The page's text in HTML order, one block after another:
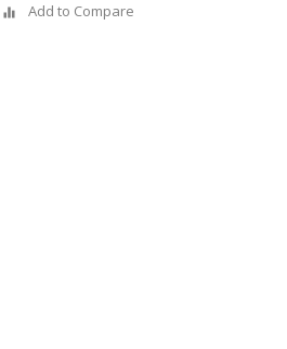
Add to Compare